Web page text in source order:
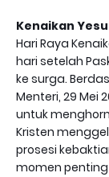
Kenaikan
Hari Raya
hari setelah
ke surga.
Menteri, 29 Mei
untuk
Kristen
prosesi
momen